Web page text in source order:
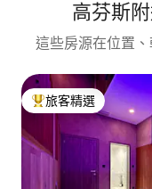
高芬斯
這些房源在位置
旅客精選榜首
旅客精選